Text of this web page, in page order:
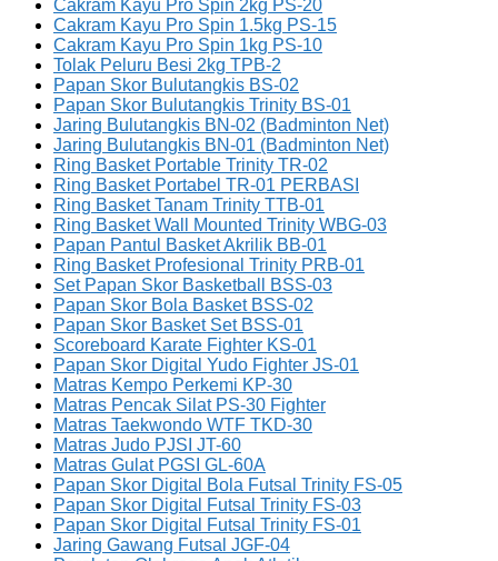
Cakram Kayu Pro Spin 2kg PS-20
Cakram Kayu Pro Spin 1.5kg PS-15
Cakram Kayu Pro Spin 1kg PS-10
Tolak Peluru Besi 2kg TPB-2
Papan Skor Bulutangkis BS-02
Papan Skor Bulutangkis Trinity BS-01
Jaring Bulutangkis BN-02 (Badminton Net)
Jaring Bulutangkis BN-01 (Badminton Net)
Ring Basket Portable Trinity TR-02
Ring Basket Portabel TR-01 PERBASI
Ring Basket Tanam Trinity TTB-01
Ring Basket Wall Mounted Trinity WBG-03
Papan Pantul Basket Akrilik BB-01
Ring Basket Profesional Trinity PRB-01
Set Papan Skor Basketball BSS-03
Papan Skor Bola Basket BSS-02
Papan Skor Basket Set BSS-01
Scoreboard Karate Fighter KS-01
Papan Skor Digital Yudo Fighter JS-01
Matras Kempo Perkemi KP-30
Matras Pencak Silat PS-30 Fighter
Matras Taekwondo WTF TKD-30
Matras Judo PJSI JT-60
Matras Gulat PGSI GL-60A
Papan Skor Digital Bola Futsal Trinity FS-05
Papan Skor Digital Futsal Trinity FS-03
Papan Skor Digital Futsal Trinity FS-01
Jaring Gawang Futsal JGF-04